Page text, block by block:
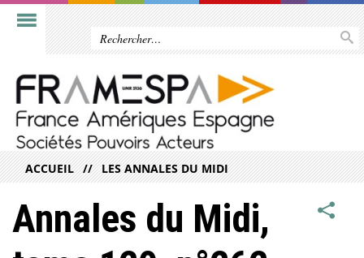
ACCUEIL LES ANNALES DU MIDI
Annales du Midi,